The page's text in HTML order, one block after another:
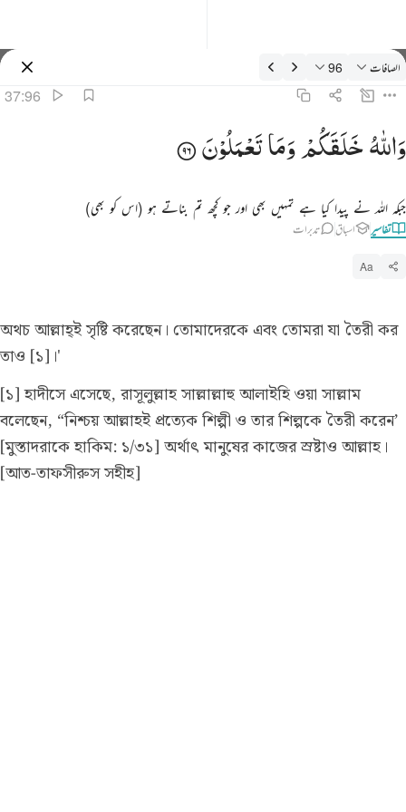
تفسیر: الصافات 37:96
الصافات 96
37:96
والله خلقكم وما تعملون ٩٦
وَٱللَّهُ خَلَقَكُمْ وَمَا تَعْمَلُونَ ٩٦
وَاللّٰهُخَلَقَكُمْوَمَاتَعْمَلُوْنَ
جبکہ اللہ نے پیدا کیا ہے تمہیں بھی اور جو کچھ تم بناتے ہو (اس کو بھی)
تفاسیر اسباق تدبرات
Aa
অথচ আল্লাহ্ই সৃষ্টি করেছেন। তোমাদেরকে এবং তোমরা যা তৈরী কর
তাও [১]।'
[১] হাদীসে এসেছে, রাসূলুল্লাহ সাল্লাল্লাহু আলাইহি ওয়া সাল্লাম
বলেছেন, “নিশ্চয় আল্লাহই প্রত্যেক শিল্পী ও তার শিল্পকে তৈরী করেন’
[মুস্তাদরাকে হাকিম: ১/৩১] অর্থাৎ মানুষের কাজের স্রষ্টাও আল্লাহ।
[আত-তাফসীরুস সহীহ]